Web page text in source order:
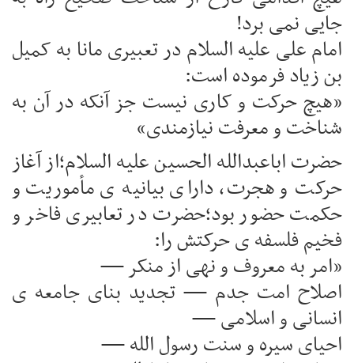
جایی نمی برد!
امام علی علیه السلام در تعبیری مانا به کمیل
بن زیاد فرموده است:
«هیچ حرکت و کاری نیست جز آنکه در آن به
شناخت و معرفت نیازمندی»
حضرت اباعبدالله الحسین علیه السلام؛از آغاز
حرکت و هجرت، دارای بیانیه ی مأموریت و
حکمت حضور بود؛حضرت در تعابیری فاخر و
فخیم فلسفه ی حرکتش را:
«امر به معروف و نهی از منکر —
اصلاح امت جدم — تجدید بنای جامعه ی
انسانی و اسلامی —
احیای سیره و سنت رسول الله —